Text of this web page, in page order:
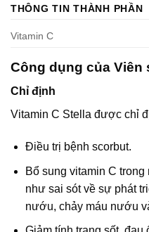
THÔNG TIN THÀNH PHẦN
Vitamin C
Công dụng của Viên
Chỉ định
Vitamin C Stella được chỉ
Điều trị bệnh scorbut.
Bổ sung vitamin C
như sai sót về sự phát
nướu, chảy máu nướu